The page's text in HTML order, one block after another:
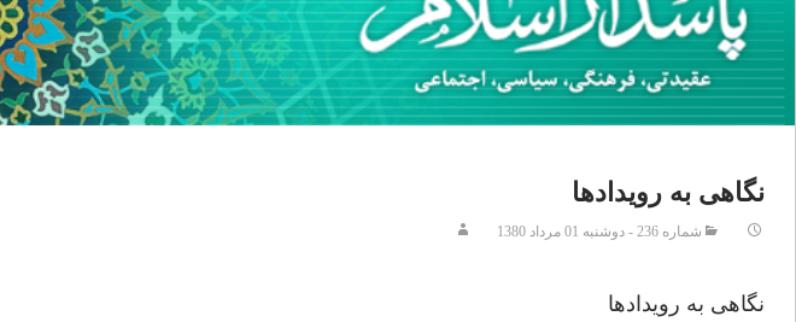
نگاهى به رويدادها
شماره 236 - دوشنبه 01 مرداد 1380
نگاهى به رويدادها